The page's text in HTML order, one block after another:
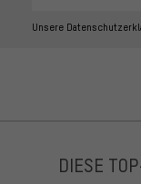
Unsere
DIESE